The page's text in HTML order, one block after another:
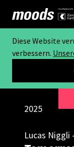
Diese Website
verbessern.
2025
Lucas Niggli